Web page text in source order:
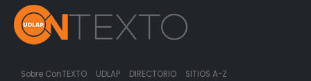
Sobre ConTEXTO UDLAP DIRECTORIO SITIOS A-Z